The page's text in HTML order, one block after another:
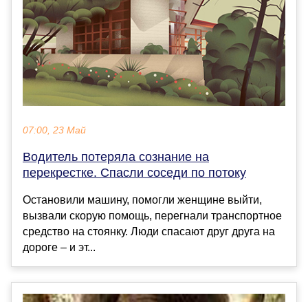
07:00, 23 Май
Водитель потеряла сознание на
перекрестке. Спасли соседи по потоку
Остановили машину, помогли женщине выйти,
вызвали скорую помощь, перегнали транспортное
средство на стоянку. Люди спасают друг друга на
дороге – и эт...